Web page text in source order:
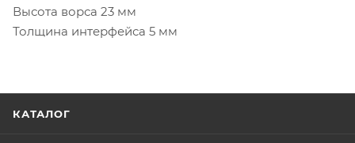
Высота ворса 23 мм
Толщина интерфейса 5 мм
КАТАЛОГ